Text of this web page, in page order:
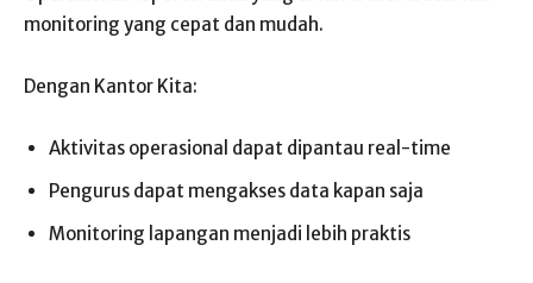
monitoring yang cepat dan mudah.
Dengan Kantor Kita:
Aktivitas operasional dapat dipantau real-time
Pengurus dapat mengakses data kapan saja
Monitoring lapangan menjadi lebih praktis